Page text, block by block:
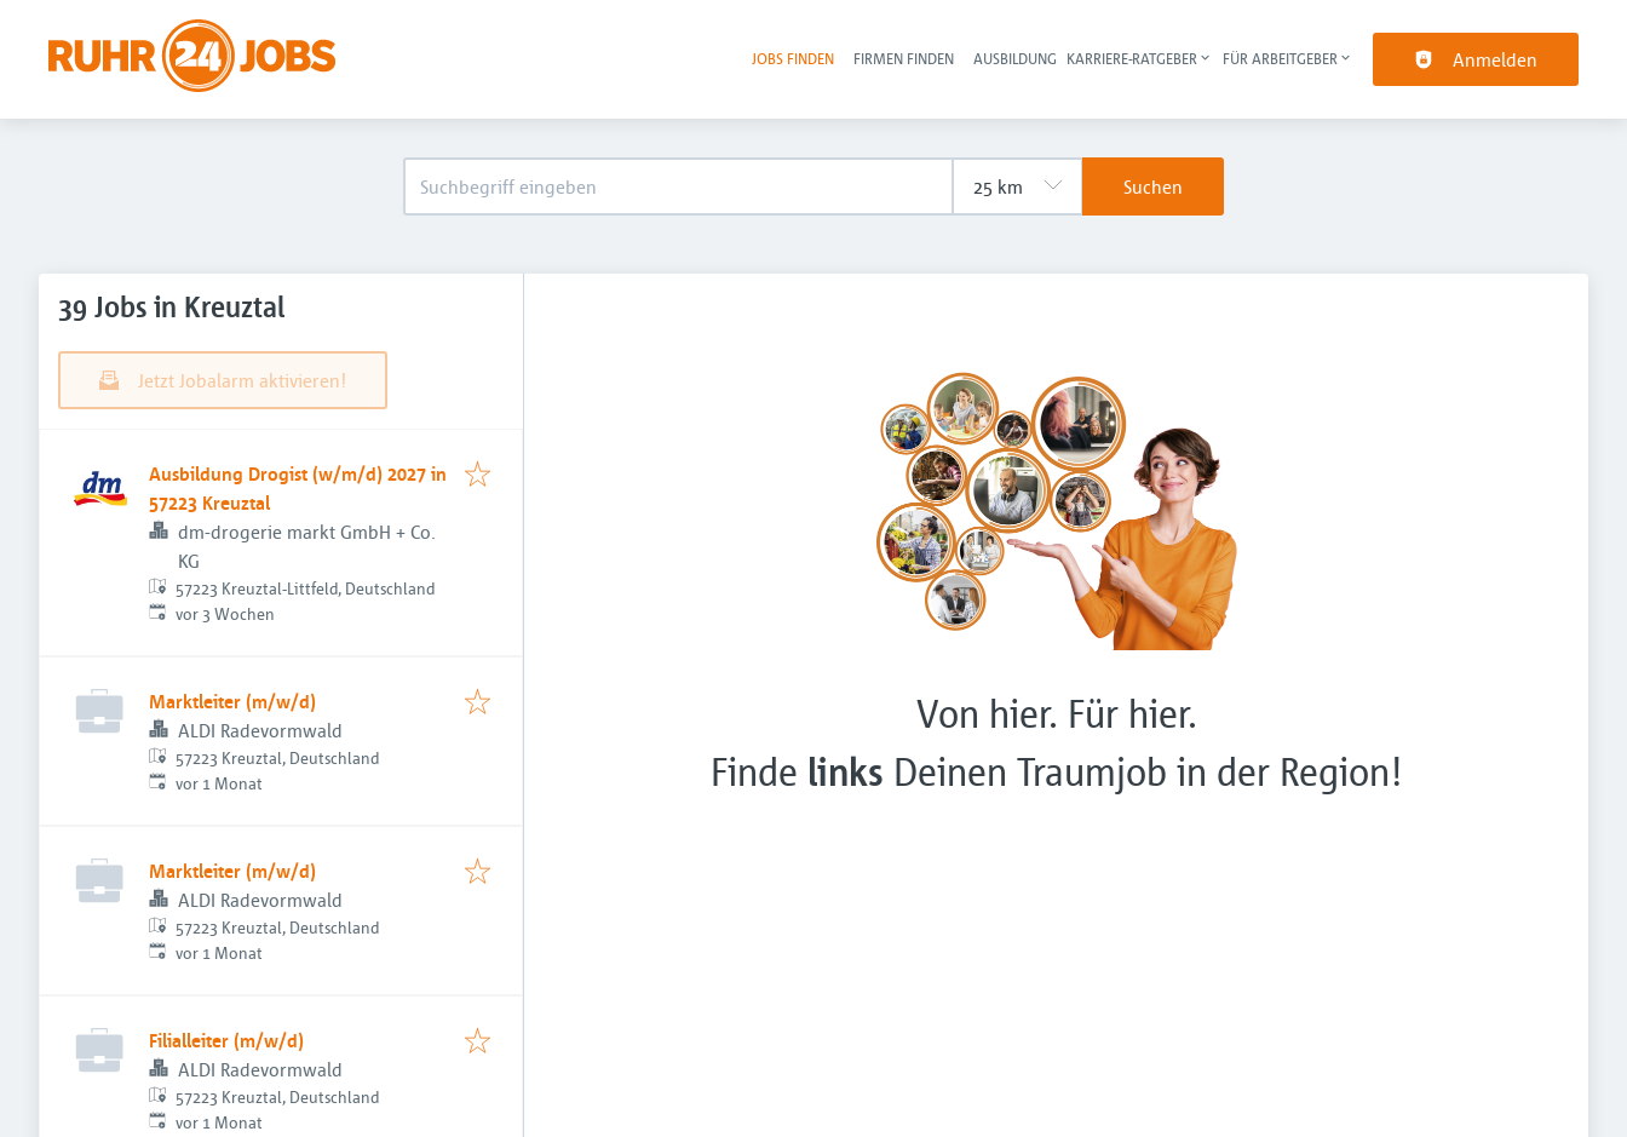
Haupt-Navigation
JOBS FINDEN FIRMEN FINDEN AUSBILDUNG KARRIERE-RATGEBER FÜR ARBEITGEBER Anmelden
Suchen
39 Jobs in Kreuztal
Jetzt Jobalarm aktivieren!
Ausbildung Drogist (w/m/d) 2027 in
57223 Kreuztal
dm-drogerie markt GmbH + Co.
KG
57223 Kreuztal-Littfeld, Deutschland
Veröffentlicht:
vor 3 Wochen
Marktleiter (m/w/d)
ALDI Radevormwald
57223 Kreuztal, Deutschland
Veröffentlicht:
vor 1 Monat
Marktleiter (m/w/d)
ALDI Radevormwald
57223 Kreuztal, Deutschland
Veröffentlicht:
vor 1 Monat
Filialleiter (m/w/d)
ALDI Radevormwald
57223 Kreuztal, Deutschland
Veröffentlicht:
vor 1 Monat
Von hier. Für hier.
Finde links Deinen Traumjob in der Region!